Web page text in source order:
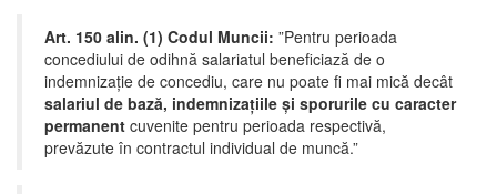
Art. 150 alin. (1) Codul Muncii: ”Pentru perioada
concediului de odihnă salariatul beneficiază de o
indemnizație de concediu, care nu poate fi mai mică decât
salariul de bază, indemnizațiile și sporurile cu caracter
permanent cuvenite pentru perioada respectivă,
prevăzute în contractul individual de muncă.”